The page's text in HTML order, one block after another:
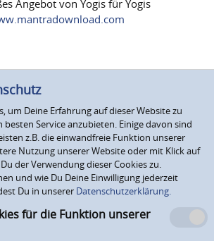
Angebot von Yogis für Yogis
um Deine Erfahrung auf dieser Website zu
Service anzubieten. Einige davon sind
z.B. die einwandfreie Funktion unserer
Nutzung unserer Website oder mit Klick auf
der Verwendung dieser Cookies zu.
und wie Du Deine Einwilligung jederzeit
Du in unserer Datenschutzerklärung.
für die Funktion unserer